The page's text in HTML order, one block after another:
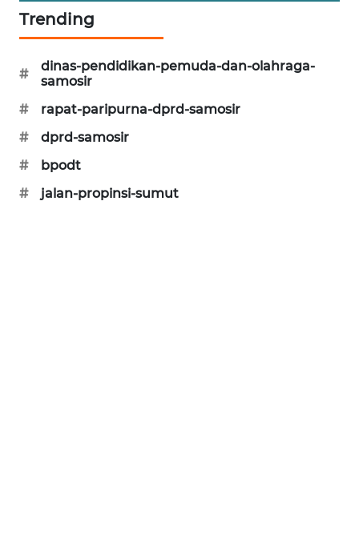
Trending
#
dinas-pendidikan-pemuda-dan-olahraga-
samosir
#
rapat-paripurna-dprd-samosir
#
dprd-samosir
#
bpodt
#
jalan-propinsi-sumut